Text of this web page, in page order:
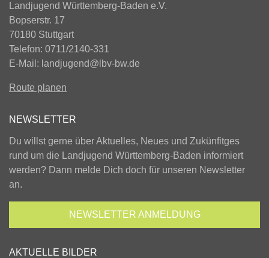
Landjugend Württemberg-Baden e.V.
Bopserstr. 17
70180 Stuttgart
Telefon: 0711/2140-331
E-Mail: landjugend@lbv-bw.de
Route planen
NEWSLETTER
Du willst gerne über Aktuelles, Neues und Zukünfitges
rund um die Landjugend Württemberg-Baden informiert
werden? Dann melde Dich doch für unseren Newsletter
an.
NEWSLETTER ANMELDUNG
AKTUELLE BILDER